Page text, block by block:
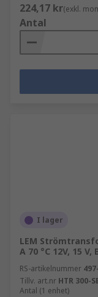
224,17 kr(exkl.
Antal
I lager
LEM
A 70 °C 12V, 15
RS-artikelnummer
Tillv. art.nr HTR 300-
Antal (1 enhet)